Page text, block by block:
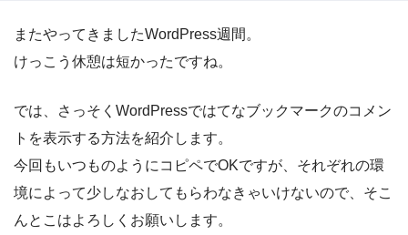
またやってきましたWordPress週間。
けっこう休憩は短かったですね。
では、さっそくWordPressではてなブックマークのコメン
トを表示する方法を紹介します。
今回もいつものようにコピペでOKですが、それぞれの環
境によって少しなおしてもらわなきゃいけないので、そこ
んとこはよろしくお願いします。